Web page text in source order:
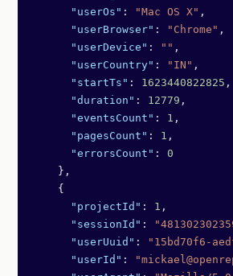
      "userOs"
: "Mac OS X" ,
      "userBrowser"
: "Chrome" ,
      "userDevice"
: "" ,
      "userCountry"
: "IN" ,
      "startTs"
: 1623440822825 ,
      "duration"
: 12779 ,
      "eventsCount"
: 1 ,
      "pagesCount"
: 1 ,
      "errorsCount"
: 0
    },
    {
      "projectId"
: 1 ,
      "sessionId"
:
      "userUuid"
:
"15bd70f6-
      "userId"
: